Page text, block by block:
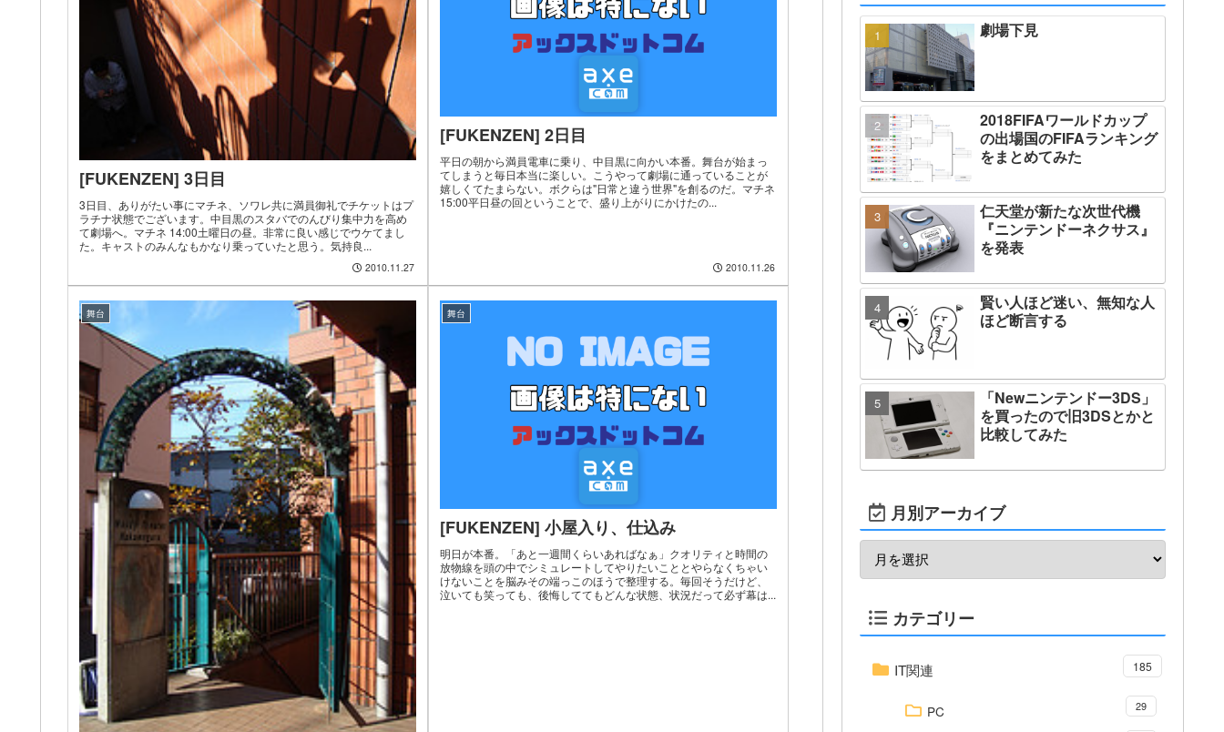
[FUKENZEN] 3日目
3日目、ありがたい事にマチネ、ソワレ共に満員御礼でチケットはプ
ラチナ状態でございます。中目黒のスタバでのんびり集中力を高め
て劇場へ。マチネ 14:00土曜日の昼。非常に良い感じでウケてまし
た。キャストのみんなもかなり乗っていたと思う。気持良...
2010.11.27
[FUKENZEN] 2日目
平日の朝から満員電車に乗り、中目黒に向かい本番。舞台が始まっ
てしまうと毎日本当に楽しい。こうやって劇場に通っていることが
嬉しくてたまらない。ボクらは"日常と違う世界"を創るのだ。マチネ
15:00平日昼の回ということで、盛り上がりにかけたの...
2010.11.26
舞台 舞台
[FUKENZEN] 小屋入り、仕込み
明日が本番。「あと一週間くらいあればなぁ」クオリティと時間の
放物線を頭の中でシミュレートしてやりたいこととやらなくちゃい
けないことを脳みその端っこのほうで整理する。毎回そうだけど、
泣いても笑っても、後悔しててもどんな状態、状況だって必ず幕は...
劇場下見
2018FIFAワールドカップ
の出場国のFIFAランキング
をまとめてみた
仁天堂が新たな次世代機
『ニンテンドーネクサス』
を発表
賢い人ほど迷い、無知な人
ほど断言する
「Newニンテンドー3DS」
を買ったので旧3DSとかと
比較してみた
月別アーカイブ
カテゴリー
IT関連 185
PC 29